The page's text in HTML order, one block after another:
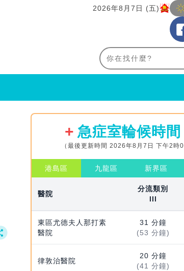
2026年8月7日 (五)
急症室輪候時間
（最後更新時間 2026年8月7日 下午2時
港島區 九龍區 新界區
醫院
分流類別
III
東區尤德夫人那打素
醫院
31 分鐘
(53 分鐘)
律敦治醫院
20 分鐘
(41 分鐘)